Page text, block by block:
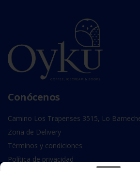
Conócenos
Camino Los Trapenses 3515, Lo
Zona de Delivery
Términos y condiciones
Política de privacidad